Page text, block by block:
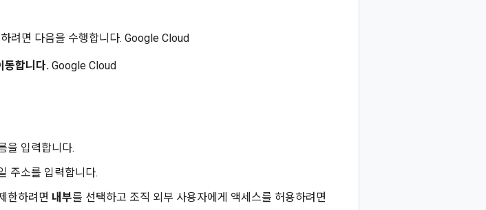
려면 다음을 수행합니다. Google Cloud
동합니다. Google Cloud
을 입력합니다.
주소를 입력합니다.
한하려면 내부를 선택하고 조직 외부 사용자에게 액세스를 허용하려면